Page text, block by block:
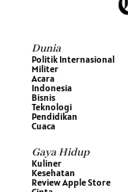
Dunia
Politik Internasional
Militer
Acara
Indonesia
Bisnis
Teknologi
Pendidikan
Cuaca
Gaya Hidup
Kuliner
Kesehatan
Review Apple Store